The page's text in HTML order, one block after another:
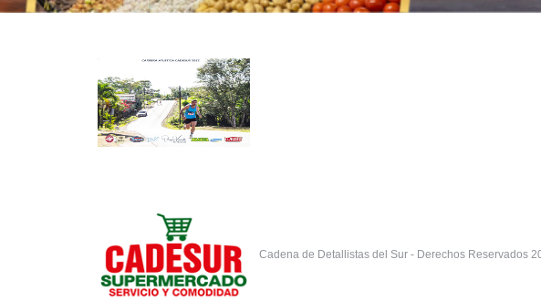
Cadena de Detallistas del Sur - Derechos Reservados